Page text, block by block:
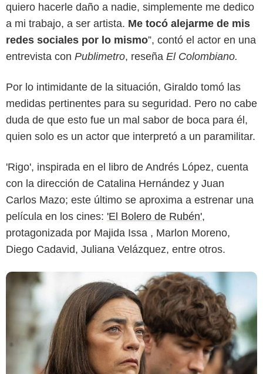
quiero hacerle daño a nadie, simplemente me dedico
a mi trabajo, a ser artista. Me tocó alejarme de mis
redes sociales por lo mismo”, contó el actor en una
entrevista con Publimetro, reseña El Colombiano.
Por lo intimidante de la situación, Giraldo tomó las
medidas pertinentes para su seguridad. Pero no cabe
duda de que esto fue un mal sabor de boca para él,
quien solo es un actor que interpretó a un paramilitar.
'Rigo', inspirada en el libro de Andrés López, cuenta
con la dirección de Catalina Hernández y Juan
Carlos Mazo; este último se aproxima a estrenar una
película en los cines: 'El Bolero de Rubén',
protagonizada por Majida Issa , Marlon Moreno,
Diego Cadavid, Juliana Velázquez, entre otros.
Canal RCN